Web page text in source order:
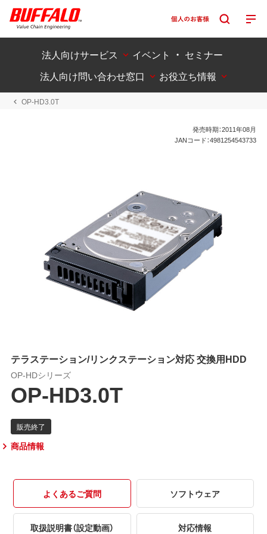
法人向けサービス
イベント ・ セミナー
法人向け問い合わせ窓口
お役立ち情報
OP-HD3.0T
発売時期：2011年08月
JANコード：4981254543733
テラステーション/リンクステーション対応 交換用HDD
OP-HDシリーズ
OP-HD3.0T
商品情報
よくあるご質問 ソフトウェア
取扱説明書（設定動画） 対応情報